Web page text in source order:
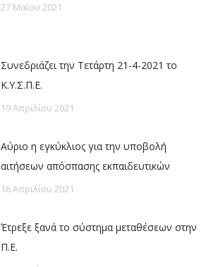
27 Μαΐου 2021
Συνεδριάζει την Τετάρτη 21-4-2021 το
Κ.Υ.Σ.Π.Ε.
19 Απριλίου 2021
Αύριο η εγκύκλιος για την υποβολή
αιτήσεων απόσπασης εκπαιδευτικών
16 Απριλίου 2021
Έτρεξε ξανά το σύστημα μεταθέσεων στην
Π.Ε.